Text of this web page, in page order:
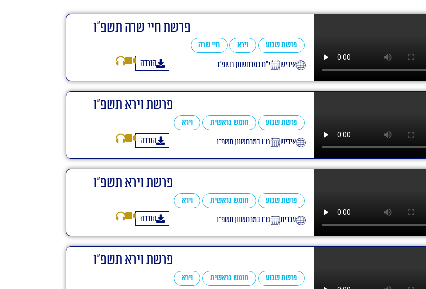
פרשת חיי שרה תשפ"ו
פרשת שבוע וירא חיי שרה
אידיש י״ח במרחשוון תשפ״ו הורדה
פרשת וירא תשפ"ו
פרשת שבוע חומש בראשית וירא
אידיש ט״ו במרחשוון תשפ״ו הורדה
פרשת וירא תשפ"ו
פרשת שבוע חומש בראשית וירא
עברית ט״ו במרחשוון תשפ״ו הורדה
פרשת וירא תשפ"ו
פרשת שבוע חומש בראשית וירא